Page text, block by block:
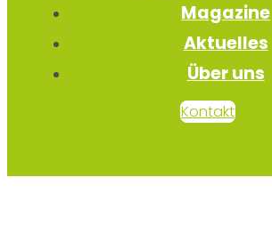
Magazine
Aktuelles
Über uns
Kontakt